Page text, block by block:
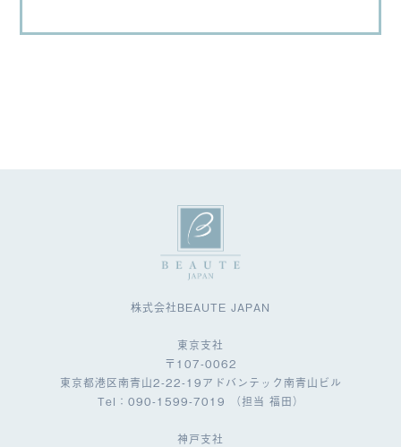
株式会社BEAUTE JAPAN
東京支社
〒107-0062
東京都港区南青山2-22-19アドバンテック南青山ビル
Tel：090-1599-7019 （担当 福田）
神戸支社